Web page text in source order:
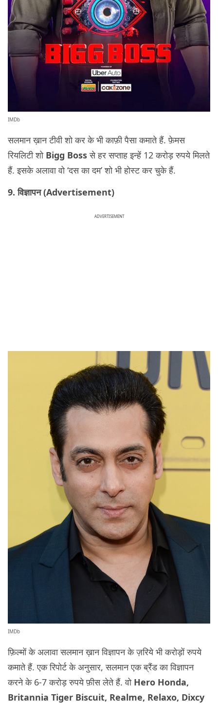
IMDb
सलमान ख़ान टीवी शो कर के भी काफ़ी पैसा कमाते हैं. फ़ेमस
रियलिटी शो Bigg Bossसे हर सप्ताह इन्हें 12 करोड़ रुपये मिलते
हैं. इसके अलावा वो ‘दस का दम’ शो भी होस्ट कर चुके हैं.
9. विज्ञापन (Advertisement)
ADVERTISEMENT
IMDb
फ़िल्मों के अलावा सलमान ख़ान विज्ञापन के ज़रिये भी करोड़ों रुपये
कमाते हैं. एक रिपोर्ट के अनुसार, सलमान एक ब्रैंड का विज्ञापन
करने के 6-7 करोड़ रुपये फ़ीस लेते हैं. वो Hero Honda,
Britannia Tiger Biscuit, Realme, Relaxo, Dixcy